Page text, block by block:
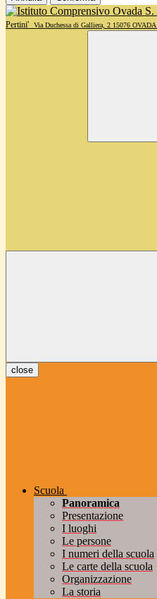
Pertini'
Via Duchessa di Galliera, 2 15076 OVADA
close
Scuola
Panoramica
Presentazione
I luoghi
Le persone
I numeri della scuola
Le carte della scuola
Organizzazione
La storia